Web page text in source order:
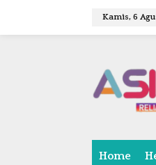
w
Kamis, 6
Home